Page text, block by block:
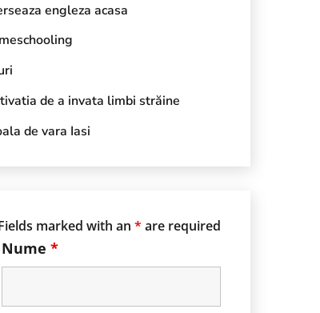
engleza acasa
de a invata limbi străine
de vara Iasi
marked with an * are required
Nume *